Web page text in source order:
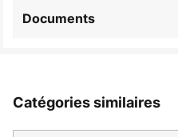
Documents
Catégories similaires